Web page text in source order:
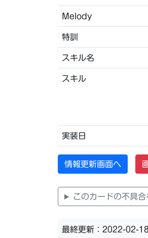
Melody
特訓
スキル名
スキル
実装日
情報更新画面へ
このカードの不具合
最終更新：2022-02-